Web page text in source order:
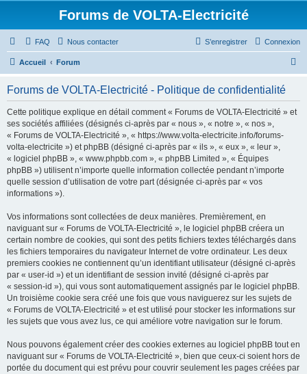
Forums de VOLTA-Electricité
FAQ Nous contacter Connexion
S’enregistrer
Accueil Forum
Forums de VOLTA-Electricité - Politique de confidentialité
Cette politique explique en détail comment « Forums de VOLTA-Electricité » et
ses sociétés affiliées (désignés ci-après par « nous », « notre », « nos »,
« Forums de VOLTA-Electricité », « https://www.volta-electricite.info/forums-
volta-electricite ») et phpBB (désigné ci-après par « ils », « eux », « leur »,
« logiciel phpBB », « www.phpbb.com », « phpBB Limited », « Équipes
phpBB ») utilisent n’importe quelle information collectée pendant n’importe
quelle session d’utilisation de votre part (désignée ci-après par « vos
informations »).
Vos informations sont collectées de deux manières. Premièrement, en
naviguant sur « Forums de VOLTA-Electricité », le logiciel phpBB créera un
certain nombre de cookies, qui sont des petits fichiers textes téléchargés dans
les fichiers temporaires du navigateur Internet de votre ordinateur. Les deux
premiers cookies ne contiennent qu’un identifiant utilisateur (désigné ci-après
par « user-id ») et un identifiant de session invité (désigné ci-après par
« session-id »), qui vous sont automatiquement assignés par le logiciel phpBB.
Un troisième cookie sera créé une fois que vous naviguerez sur les sujets de
« Forums de VOLTA-Electricité » et est utilisé pour stocker les informations sur
les sujets que vous avez lus, ce qui améliore votre navigation sur le forum.
Nous pouvons également créer des cookies externes au logiciel phpBB tout en
naviguant sur « Forums de VOLTA-Electricité », bien que ceux-ci soient hors de
portée du document qui est prévu pour couvrir seulement les pages créées par